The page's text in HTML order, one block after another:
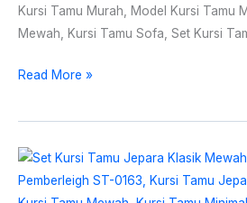
Kursi Tamu Murah, Model Kursi Tamu
Mewah, Kursi Tamu Sofa, Set Kursi
0181
Read More »
Set
Kursi